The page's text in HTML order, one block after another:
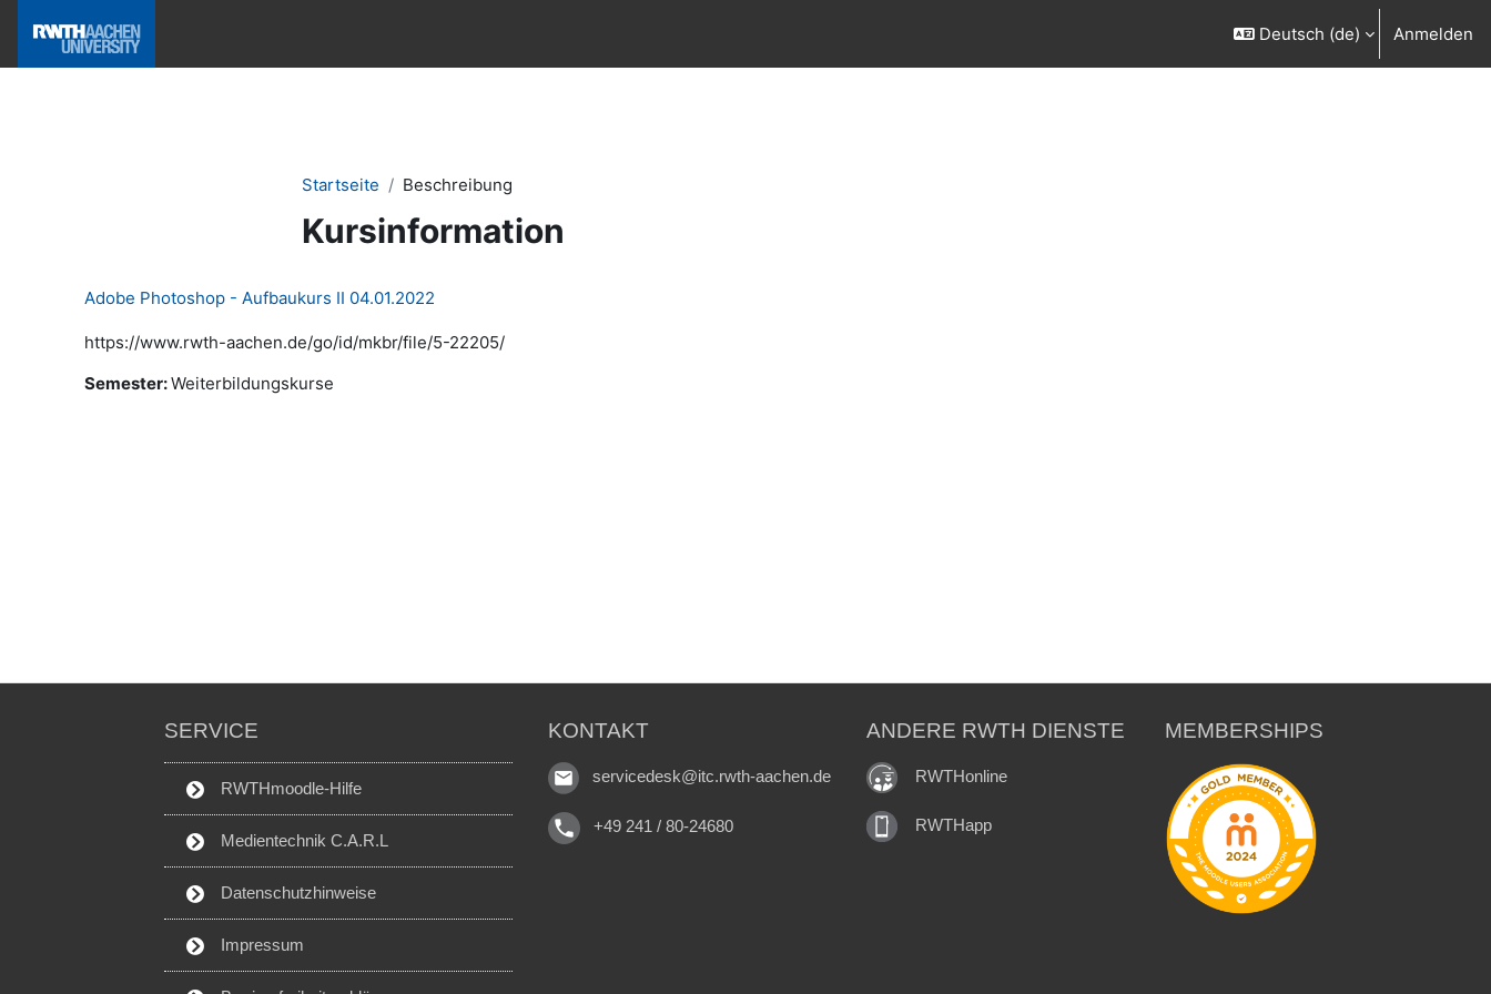
Deutsch ‎(de)‎ Anmelden
Startseite Beschreibung
Kursinformation
Adobe Photoshop - Aufbaukurs II 04.01.2022
https://www.rwth-aachen.de/go/id/mkbr/file/5-22205/
Semester:Weiterbildungskurse
SERVICE
RWTHmoodle-Hilfe
Medientechnik C.A.R.L
Datenschutzhinweise
Impressum
KONTAKT
servicedesk@itc.rwth-aachen.de
+49 241 / 80-24680
ANDERE RWTH DIENSTE
RWTHonline
RWTHapp
MEMBERSHIPS